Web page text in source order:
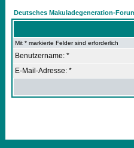
Deutsches Makuladegeneration-
Mit * markierte Felder sind erforderlich
Benutzername: *
E-Mail-Adresse: *